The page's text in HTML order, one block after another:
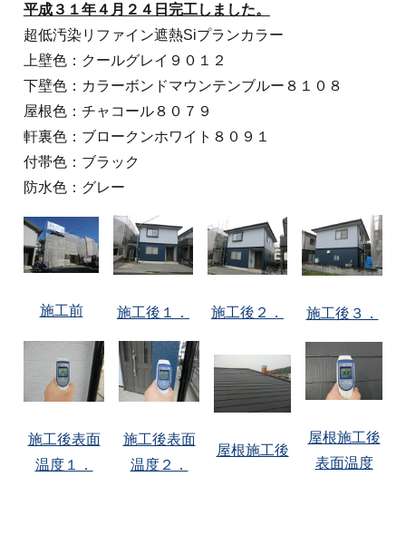
平成３１年４月２４日完工しました。
超低汚染リファイン遮熱Siプランカラー
上壁色：クールグレイ９０１２
下壁色：カラーボンドマウンテンブルー８１０８
屋根色：チャコール８０７９
軒裏色：ブロークンホワイト８０９１
付帯色：ブラック
防水色：グレー
施工前 施工後１． 施工後２． 施工後３．
施工後表面
温度１．
施工後表面
温度２．
屋根施工後
屋根施工後
表面温度